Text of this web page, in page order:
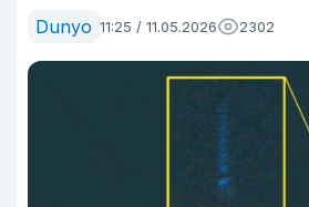
Dunyo 11:25 / 11.05.2026 2302